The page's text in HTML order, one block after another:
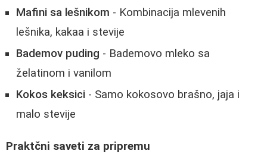
Mafini sa lešnikom - Kombinacija mlevenih
lešnika, kakaa i stevije
Bademov puding - Bademovo mleko sa
želatinom i vanilom
Kokos keksici - Samo kokosovo brašno, jaja i
malo stevije
Praktčni saveti za pripremu